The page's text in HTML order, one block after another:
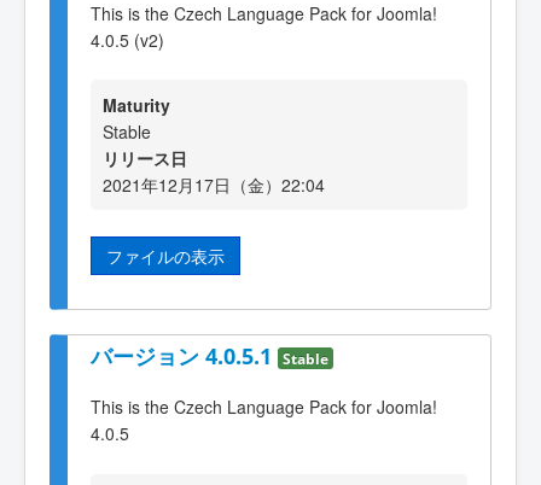
This is the Czech Language Pack for Joomla!
4.0.5 (v2)
Maturity
Stable
リリース日
2021年12月17日（金）22:04
ファイルの表示
バージョン 4.0.5.1 Stable
This is the Czech Language Pack for Joomla!
4.0.5